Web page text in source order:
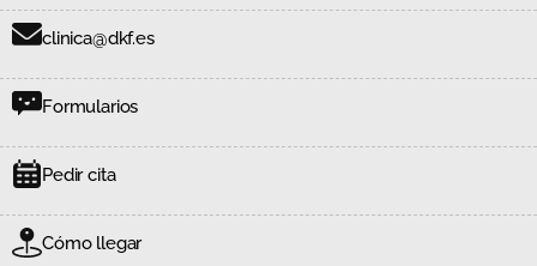
clinica@dkf.es
Formularios
Pedir cita
Cómo llegar